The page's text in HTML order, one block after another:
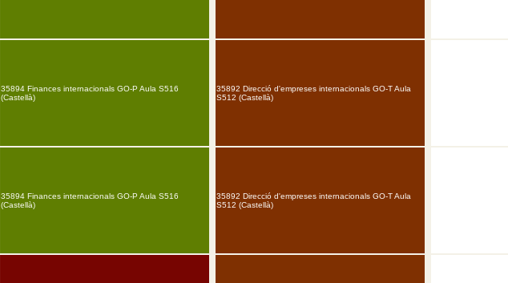
35894 Finances internacionals GO-P Aula S516
(Castellà)
35894 Finances internacionals GO-P Aula S516
(Castellà)
35892 Direcció d'empreses internacionals GO-T Aula
S512 (Castellà)
35892 Direcció d'empreses internacionals GO-T Aula
S512 (Castellà)